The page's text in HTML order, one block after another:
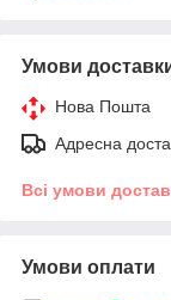
Умови
Нова Пошта
Адресна
Всі умови
Умови оплати